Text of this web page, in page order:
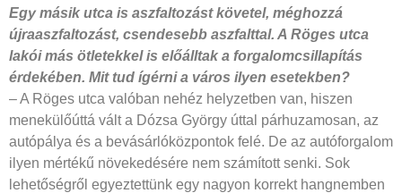
Egy másik utca is aszfaltozást követel, méghozzá
újraaszfaltozást, csendesebb aszfalttal. A Röges utca
lakói más ötletekkel is előálltak a forgalomcsillapítás
érdekében. Mit tud ígérni a város ilyen esetekben?
– A Röges utca valóban nehéz helyzetben van, hiszen
menekülőúttá vált a Dózsa György úttal párhuzamosan, az
autópálya és a bevásárlóközpontok felé. De az autóforgalom
ilyen mértékű növekedésére nem számított senki. Sok
lehetőségről egyeztettünk egy nagyon korrekt hangnemben